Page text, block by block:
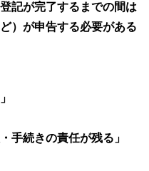
登記が完了するまでの間は
）が申告する必要がある
手続きの責任が残る」